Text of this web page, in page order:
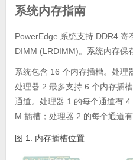
系统内存指南
PowerEdge 系统支持 DDR4
DIMM (LRDIMM)。系统内存保
系统包含 16 个内存插槽。处理
处理器 2 最多支持 6 个内存插
通道。处理器 1 的每个通道有
M 插槽；处理器 2 的每个通道
图 1. 内存插槽位置